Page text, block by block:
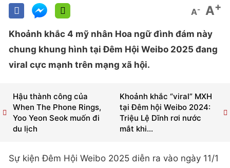
A- A+
Khoảnh khắc 4 mỹ nhân Hoa ngữ đình đám này
chung khung hình tại Đêm Hội Weibo 2025 đang
viral cực mạnh trên mạng xã hội.
Khoảnh khắc “viral” MXH
tại Đêm hội Weibo 2024:
Triệu Lệ Dĩnh rơi nước
mắt khi...
Hậu thành công của
When The Phone Rings,
Yoo Yeon Seok muốn đi
du lịch
Sự kiện Đêm Hội Weibo 2025 diễn ra vào ngày 11/1